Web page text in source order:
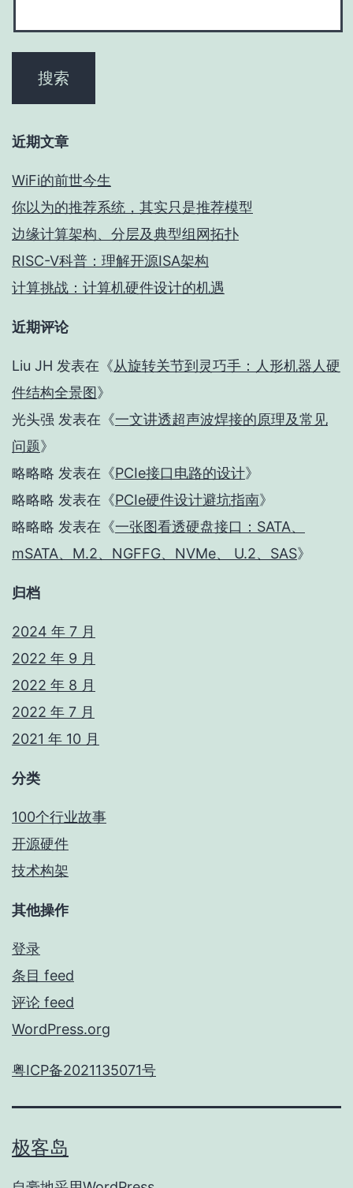
近期文章
WiFi的前世今生
你以为的推荐系统，其实只是推荐模型
边缘计算架构、分层及典型组网拓扑
RISC-V科普：理解开源ISA架构
计算挑战：计算机硬件设计的机遇
近期评论
Liu JH 发表在《从旋转关节到灵巧手：人形机器人硬
件结构全景图》
光头强 发表在《一文讲透超声波焊接的原理及常见
问题》
略略略 发表在《PCIe接口电路的设计》
略略略 发表在《PCIe硬件设计避坑指南》
略略略 发表在《一张图看透硬盘接口：SATA、
mSATA、M.2、NGFFG、NVMe、 U.2、SAS》
归档
2024 年 7 月
2022 年 9 月
2022 年 8 月
2022 年 7 月
2021 年 10 月
分类
100个行业故事
开源硬件
技术构架
其他操作
登录
条目 feed
评论 feed
WordPress.org
粤ICP备2021135071号
极客岛